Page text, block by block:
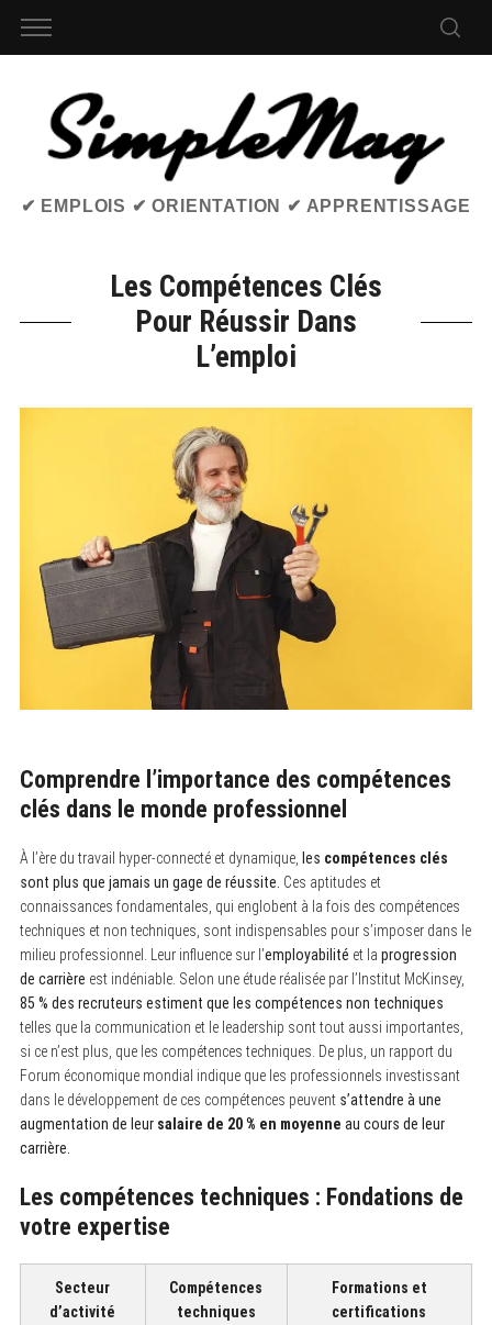
✔ EMPLOIS ✔ ORIENTATION ✔ APPRENTISSAGE
Les Compétences Clés
Pour Réussir Dans
L’emploi
Comprendre l’importance des compétences
clés dans le monde professionnel
À l’ère du travail hyper-connecté et dynamique, les compétences clés
sont plus que jamais un gage de réussite. Ces aptitudes et
connaissances fondamentales, qui englobent à la fois des compétences
techniques et non techniques, sont indispensables pour s’imposer dans le
milieu professionnel. Leur influence sur l’employabilité et la progression
de carrière est indéniable. Selon une étude réalisée par l’Institut McKinsey,
85 % des recruteurs estiment que les compétences non techniques
telles que la communication et le leadership sont tout aussi importantes,
si ce n’est plus, que les compétences techniques. De plus, un rapport du
Forum économique mondial indique que les professionnels investissant
dans le développement de ces compétences peuvent s’attendre à une
augmentation de leur salaire de 20 % en moyenne au cours de leur
carrière.
Les compétences techniques : Fondations de
votre expertise
Secteur
d’activité
Compétences
techniques
Formations et
certifications